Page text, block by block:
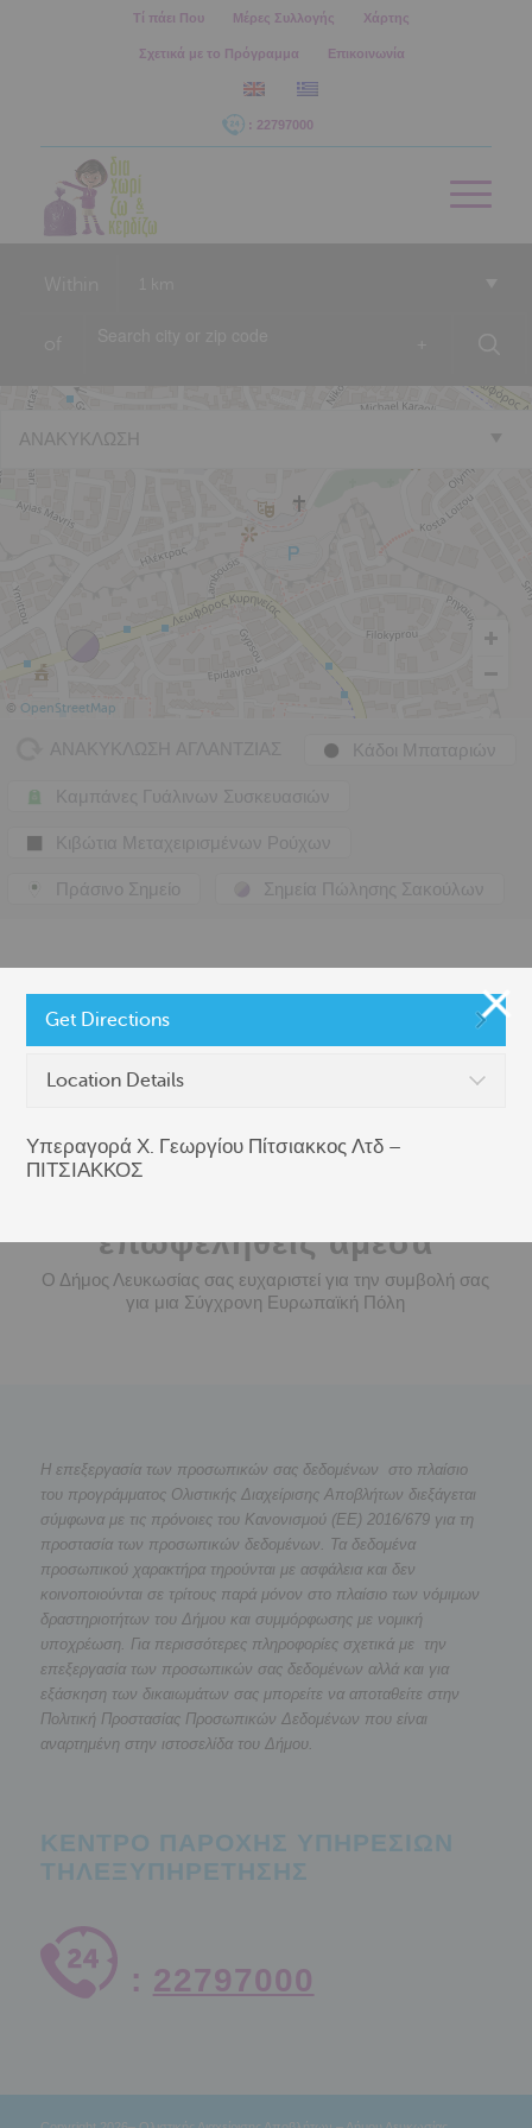
Τί πάει Που Μέρες Συλλογής Χάρτης
Σχετικά με το Πρόγραμμα Επικοινωνία
: 22797000
ΑΝΑΚΥΚΛΩΣΗ
© OpenStreetMap
Κάδοι Μπαταριών
Καμπάνες Γυάλινων Συσκευασιών
Κιβώτια Μεταχειρισμένων Ρούχων
Πράσινο Σημείο Σημεία Πώλησης Σακούλων
επωφεληθείς άμεσα
Ο Δήμος Λευκωσίας σας ευχαριστεί για την συμβολή σας
για μια Σύγχρονη Ευρωπαϊκή Πόλη
Η επεξεργασία των προσωπικών σας δεδομένων στο πλαίσιο
του προγράμματος Ολιστικής Διαχείρισης Αποβλήτων διεξάγεται
σύμφωνα με τις πρόνοιες του Κανονισμού (ΕΕ) 2016/679 για τη
προστασία των προσωπικών δεδομένων. Τα δεδομένα
προσωπικού χαρακτήρα τηρούνται με ασφάλεια και δεν
κοινοποιούνται σε τρίτους παρά μόνον στο πλαίσιο των νόμιμων
δραστηριοτήτων του Δήμου και συμμόρφωσης με νομική
υποχρέωση. Για περισσότερες πληροφορίες σχετικά με την
επεξεργασία των προσωπικών σας δεδομένων αλλά και για
εξάσκηση των δικαιωμάτων σας μπορείτε να αποταθείτε στην
Πολιτική Προστασίας Προσωπικών Δεδομένων που είναι
αναρτημένη στην ιστοσελίδα του Δήμου.
ΚΕΝΤΡΟ ΠΑΡΟΧΗΣ ΥΠΗΡΕΣΙΩΝ
ΤΗΛΕΞΥΠΗΡΕΤΗΣΗΣ
: 22797000
Get Directions
Location Details
Υπεραγορά Χ. Γεωργίου Πίτσιακκος Λτδ –
ΠΙΤΣΙΑΚΚΟΣ